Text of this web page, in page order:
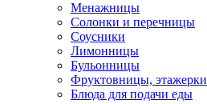
Менажницы
Солонки и перечницы
Соусники
Лимонницы
Бульонницы
Фруктовницы, этажерки
Блюда для подачи еды